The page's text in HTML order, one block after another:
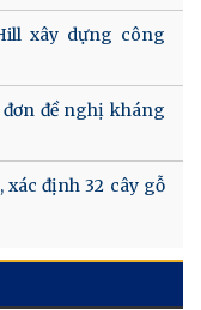
xây dựng công
đơn đề nghị kháng
định 32 cây gỗ